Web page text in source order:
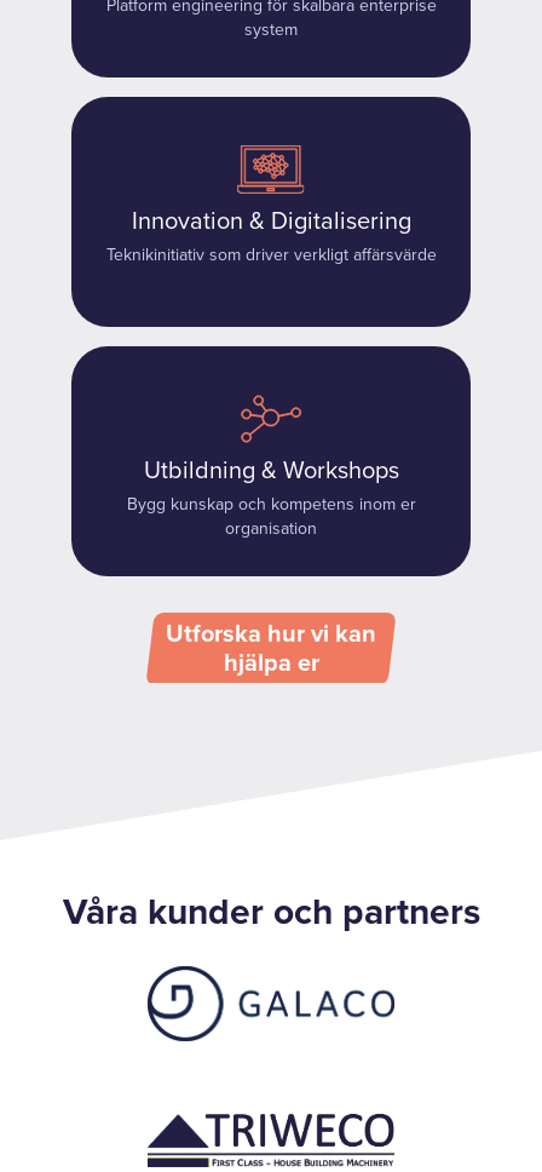
Platform engineering för skalbara enterprise
system
Innovation & Digitalisering
Teknikinitiativ som driver verkligt affärsvärde
Utbildning & Workshops
Bygg kunskap och kompetens inom er
organisation
Utforska hur vi kan
hjälpa er
Våra kunder och partners